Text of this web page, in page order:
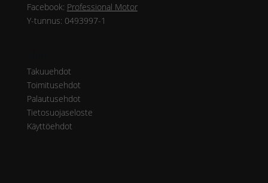
Facebook: Professional Motor
Y-tunnus: 0493997-1
Takuuehdot
Toimitusehdot
Palautusehdot
Tietosuojaseloste
Käyttöehdot